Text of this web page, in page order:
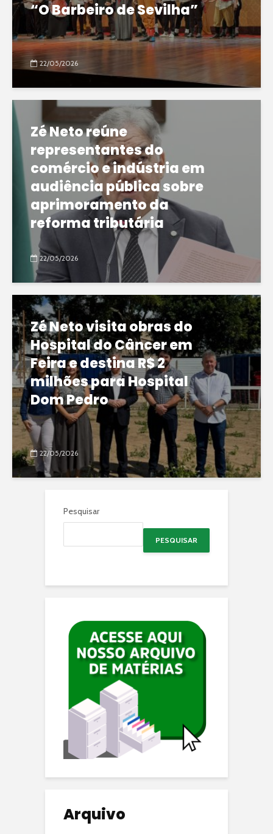
“O Barbeiro de Sevilha”
22/05/2026
Zé Neto reúne
representantes do
comércio e indústria em
audiência pública sobre
aprimoramento da
reforma tributária
22/05/2026
Zé Neto visita obras do
Hospital do Câncer em
Feira e destina R$ 2
milhões para Hospital
Dom Pedro
22/05/2026
Pesquisar
PESQUISAR
Arquivo